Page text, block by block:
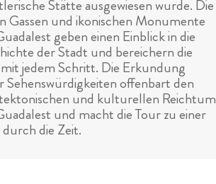
Stätte ausgewiesen wurde. Die
Gassen und ikonischen Monumente
geben einen Einblick in die
der Stadt und bereichern die
jedem Schritt. Die Erkundung
Sehenswürdigkeiten offenbart den
und kulturellen Reichtum
und macht die Tour zu einer
durch die Zeit.